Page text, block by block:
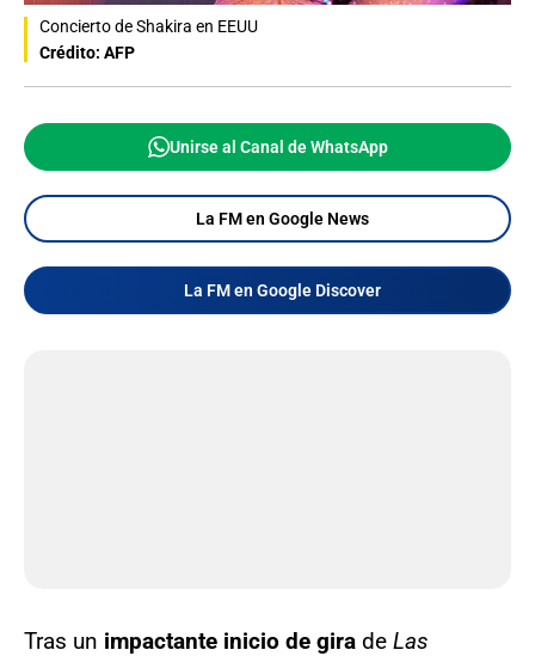
Concierto de Shakira en EEUU
Crédito: AFP
Unirse al Canal de WhatsApp
La FM en Google News
La FM en Google Discover
Tras un impactante inicio de gira de Las